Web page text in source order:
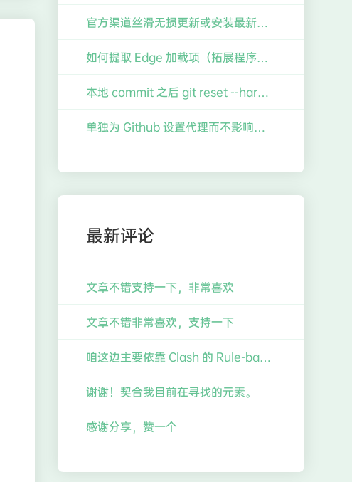
官方渠道丝滑无损更新或安装最新版 Windows 11 指南（含仅需一行极简命令搞定 TPM 限制）
如何提取 Edge 加载项（拓展程序）的 crx 包至 Chrome 使用？
本地 commit 之后 git reset --hard 了之前的版本如何找回并恢复
单独为 Github 设置代理而不影响其他 Git 仓库（如 Gitee）的操作
最新评论
文章不错支持一下，非常喜欢
文章不错非常喜欢，支持一下
咱这边主要依靠 Clash 的 Rule-based 分流，感觉也不错的样子
谢谢！契合我目前在寻找的元素。
感谢分享，赞一个